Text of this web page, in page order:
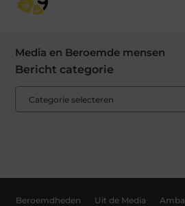
Media en Beroemde mensen
Bericht categorie
Beroemdheden Uit de Media